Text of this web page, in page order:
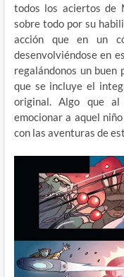
todos los aciertos de
sobre todo por su
acción que en un
desenvolviéndose en
regalándonos un buen
que se incluye el
original. Algo que al
emocionar a aquel
con las aventuras de